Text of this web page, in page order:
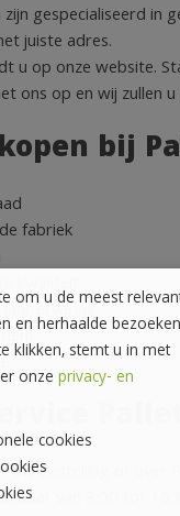
zijn gespecialiseerd
juiste adres.
u op onze website.
ons op en wij zullen
bij
fabriek
kwaliteit
ervaring
uw bestelling of over
van 8:00 tot
om u de meest
en herhaalde bezoeken
klikken, stemt u in met
onze privacy- en
cookies